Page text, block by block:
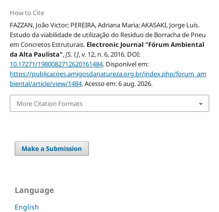
How to Cite
FAZZAN, João Victor; PEREIRA, Adriana Maria; AKASAKI, Jorge Luís.
Estudo da viabilidade de utilização do Resíduo de Borracha de Pneu
em Concretos Estruturais. Electronic Journal "Fórum Ambiental
da Alta Paulista",[S. l.], v. 12, n. 6, 2016. DOI:
10.17271/1980082712620161484. Disponível em:
https://publicacoes.amigosdanatureza.org.br/index.php/forum_am
biental/article/view/1484. Acesso em: 6 aug. 2026.
More Citation Formats
Make a Submission
Language
English